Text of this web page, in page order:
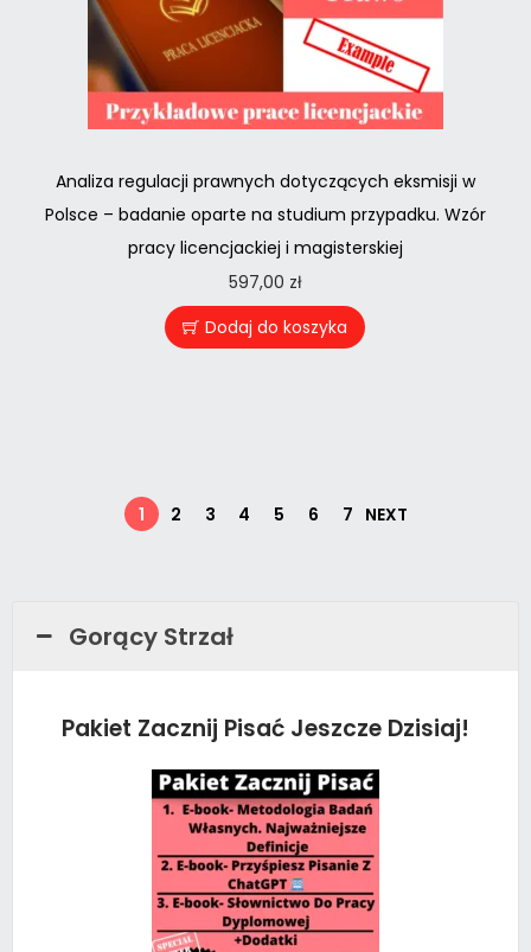
Analiza regulacji prawnych dotyczących eksmisji w
Polsce – badanie oparte na studium przypadku. Wzór
pracy licencjackiej i magisterskiej
597,00 zł
Dodaj do koszyka
1 2 3 4 5 6 7 NEXT
Gorący Strzał
Pakiet Zacznij Pisać Jeszcze Dzisiaj!